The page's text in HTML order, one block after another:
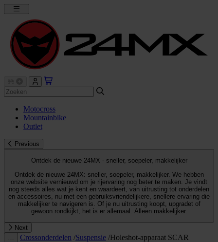
Motocross
Mountainbike
Outlet
Previous
Ontdek de nieuwe 24MX - sneller, soepeler, makkelijker
Ontdek de nieuwe 24MX: sneller, soepeler, makkelijker. We hebben
onze website vernieuwd om je rijervaring nog beter te maken. Je vindt
nog steeds alles wat je kent en waardeert, van uitrusting tot onderdelen
en accessoires, nu met een gebruiksvriendelijkere, snellere ervaring die
makkelijker te navigeren is. Of je nu uitrusting koopt, upgradet of
gewoon rondkijkt, het is er allemaal. Alleen makkelijker.
Next
Crossonderdelen /Suspensie /Holeshot-apparaat SCAR